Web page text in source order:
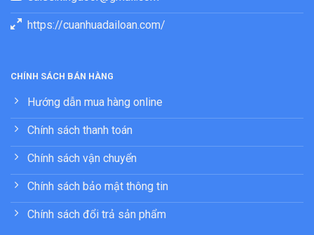
https://cuanhuadailoan.com/
CHÍNH SÁCH BÁN HÀNG
Hướng dẫn mua hàng online
Chính sách thanh toán
Chính sách vận chuyển
Chính sách bảo mật thông tin
Chính sách đổi trả sản phẩm